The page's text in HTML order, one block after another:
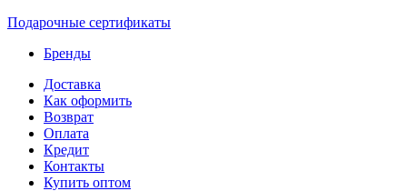
Подарочные сертификаты
Бренды
Доставка
Как оформить
Возврат
Оплата
Кредит
Контакты
Купить оптом